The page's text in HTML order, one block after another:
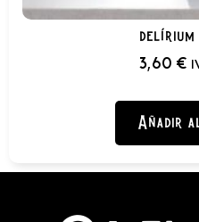
3,60 €
Añadir